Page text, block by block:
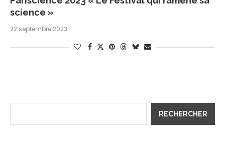
science »
22 septembre 2023
RECHERCHER